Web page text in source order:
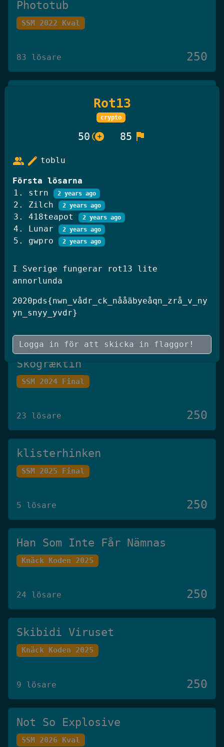
Phototub
SSM 2022 Kval
83 lösare 250
GiffelBanken Valv 2
Knäck Koden 2025
20 lösare
JWT Blog
Skógræktin
SSM 2024 Final
23 lösare 250
klisterhinken
SSM 2025 Final
5 lösare 250
Han Som Inte Får Nämnas
Knäck Koden 2025
24 lösare 250
Skibidi Viruset
Knäck Koden 2025
9 lösare 250
Not So Explosive
SSM 2026 Kval
Rot13
crypto
50 control_point_duplicate 85 flag
I Sverige fungerar rot13 lite
annorlunda
2020pds{nwn_vådr_ck_nååäbyeåqn_zrå_v_ny
yn_snyy_yvdr}
group edit toblu
Första lösarna
strn
2 years ago
Zilch 2 years ago
418teapot 2 years ago
Lunar 2 years ago
gwpro 2 years ago